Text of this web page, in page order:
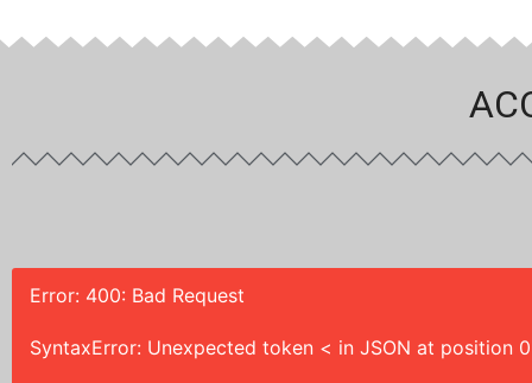
Error: 400: Bad Request
SyntaxError: Unexpected token < in JSON at position 0